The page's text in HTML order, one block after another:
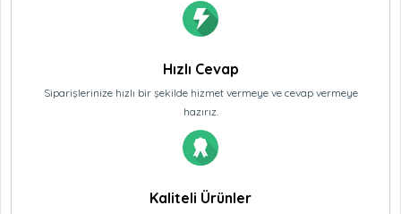
Hızlı Cevap
Siparişlerinize hızlı bir şekilde hizmet vermeye ve cevap vermeye
hazırız.
Kaliteli Ürünler